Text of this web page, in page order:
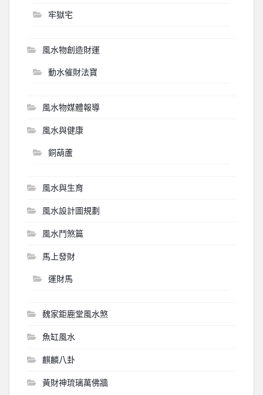
牢獄宅
風水物創造財運
動水催財法寶
風水物媒體報導
風水與健康
銅葫蘆
風水與生育
風水設計圖規劃
風水鬥煞篇
馬上發財
運財馬
魏家鉅鹿堂風水煞
魚缸風水
麒麟八卦
黃財神琉璃萬佛牆